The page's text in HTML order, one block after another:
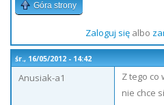
Góra strony
Zaloguj sięalbo
śr., 16/05/2012 - 14:42
Anusiak-a1
Z tego co
nie chce